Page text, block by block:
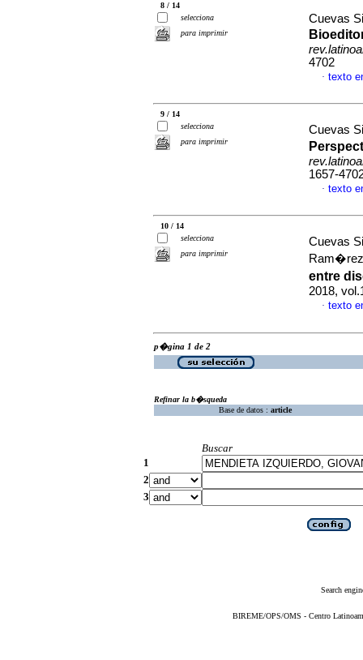
8 / 14
selecciona
para imprimir
Cuevas
4702
· texto
9 / 14
selecciona
para imprimir
Cuevas
1657-
· texto
10 / 14
selecciona
para imprimir
Cuevas
entre
2018,
· texto
p�gina 1 de 2
Refinar la b�squeda
Base de datos : article
Buscar
1
2
3
Search
BIREME/OPS/OMS - Centro